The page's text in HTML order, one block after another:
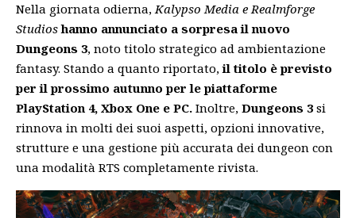
Nella giornata odierna,Kalypso Media e Realmforge
Studios hanno annunciato a sorpresa il nuovo
Dungeons 3, noto titolo strategico ad ambientazione
fantasy. Stando a quanto riportato, il titolo è previsto
per il prossimo autunno per le piattaforme
PlayStation 4, Xbox One e PC. Inoltre, Dungeons 3 si
rinnova in molti dei suoi aspetti, opzioni innovative,
strutture e una gestione più accurata dei dungeon con
una modalità RTS completamente rivista.